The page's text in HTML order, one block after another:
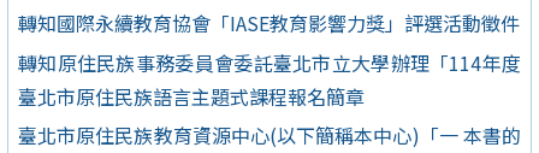
轉知國際永續教育協會「IASE教育影響力獎」評選活動徵件
轉知原住民族事務委員會委託臺北市立大學辦理「114年度
臺北市原住民族語言主題式課程報名簡章
臺北市原住民族教育資源中心(以下簡稱本中心)「一 本書的